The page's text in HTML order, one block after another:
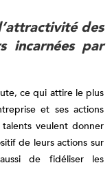
des
incarnées par
ce qui attire le plus
et ses actions
veulent donner
de leurs actions sur
de fidéliser les